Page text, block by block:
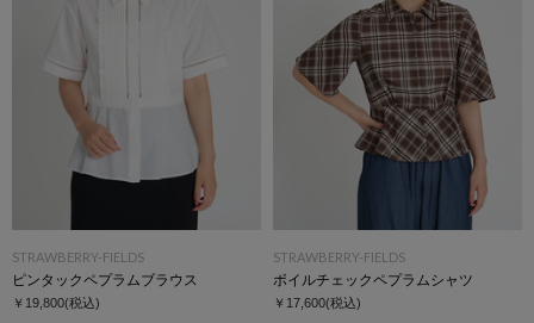
STRAWBERRY-FIELDS
ピンタックペプラムブラウス
￥19,800(税込)
STRAWBERRY-FIELDS
ボイルチェックペプラムシャツ
￥17,600(税込)